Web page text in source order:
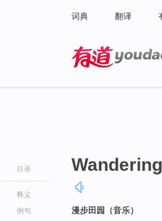
词典 翻译
目录
释义
例句
漫步田园（音乐）